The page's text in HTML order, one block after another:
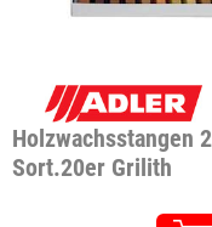
Holzwachsstangen
Sort.20er Grilith